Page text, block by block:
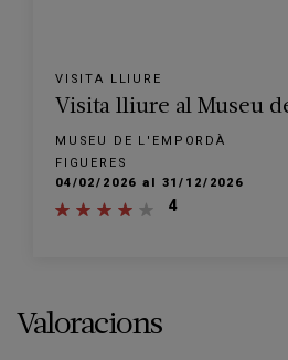
VISITA LLIURE
Visita lliure al Museu
MUSEU DE L'EMPORDÀ
FIGUERES
04/02/2026 al 31/12/2026
4
Valoracions